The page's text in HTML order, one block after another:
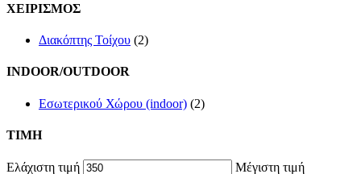
ΧΕΙΡΙΣΜΟΣ
Διακόπτης Τοίχου (2)
INDOOR/OUTDOOR
Εσωτερικού Χώρου (indoor) (2)
TIMH
Ελάχιστη τιμή Μέγιστη τιμή